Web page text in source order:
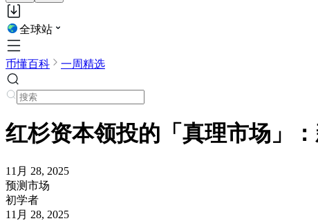
全球站
币懂百科 一周精选
红杉资本领投的「真理市场」
11月 28, 2025
预测市场
初学者
11月 28, 2025